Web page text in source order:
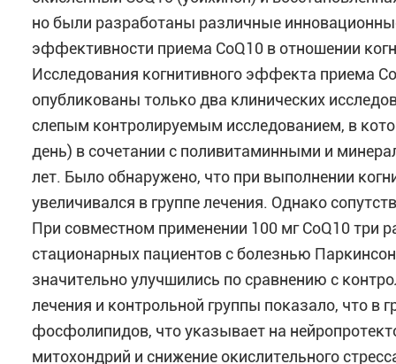
но были разработаны различные
эффективности приема CoQ10 в отношении
Исследования когнитивного эффекта приема
опубликованы только два клинических
слепым контролируемым исследованием, в
день) в сочетании с поливитаминными и
лет. Было обнаружено, что при выполнении
увеличивался в группе лечения. Однако
При совместном применении 100 мг CoQ10 три
стационарных пациентов с болезнью
значительно улучшились по сравнению с
лечения и контрольной группы показало, что в
фосфолипидов, что указывает на
митохондрий и снижение окислительного